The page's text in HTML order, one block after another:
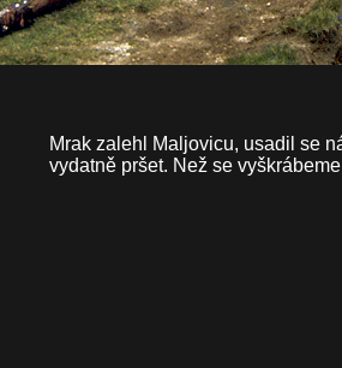
Mrak zalehl Maljovicu, usadil se
vydatně pršet. Než se